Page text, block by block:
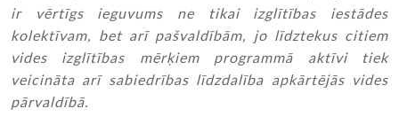
ir vērtīgs ieguvums ne tikai izglītības iestādes
kolektīvam, bet arī pašvaldībām, jo līdztekus citiem
vides izglītības mērķiem programmā aktīvi tiek
veicināta arī sabiedrības līdzdalība apkārtējās vides
pārvaldībā.